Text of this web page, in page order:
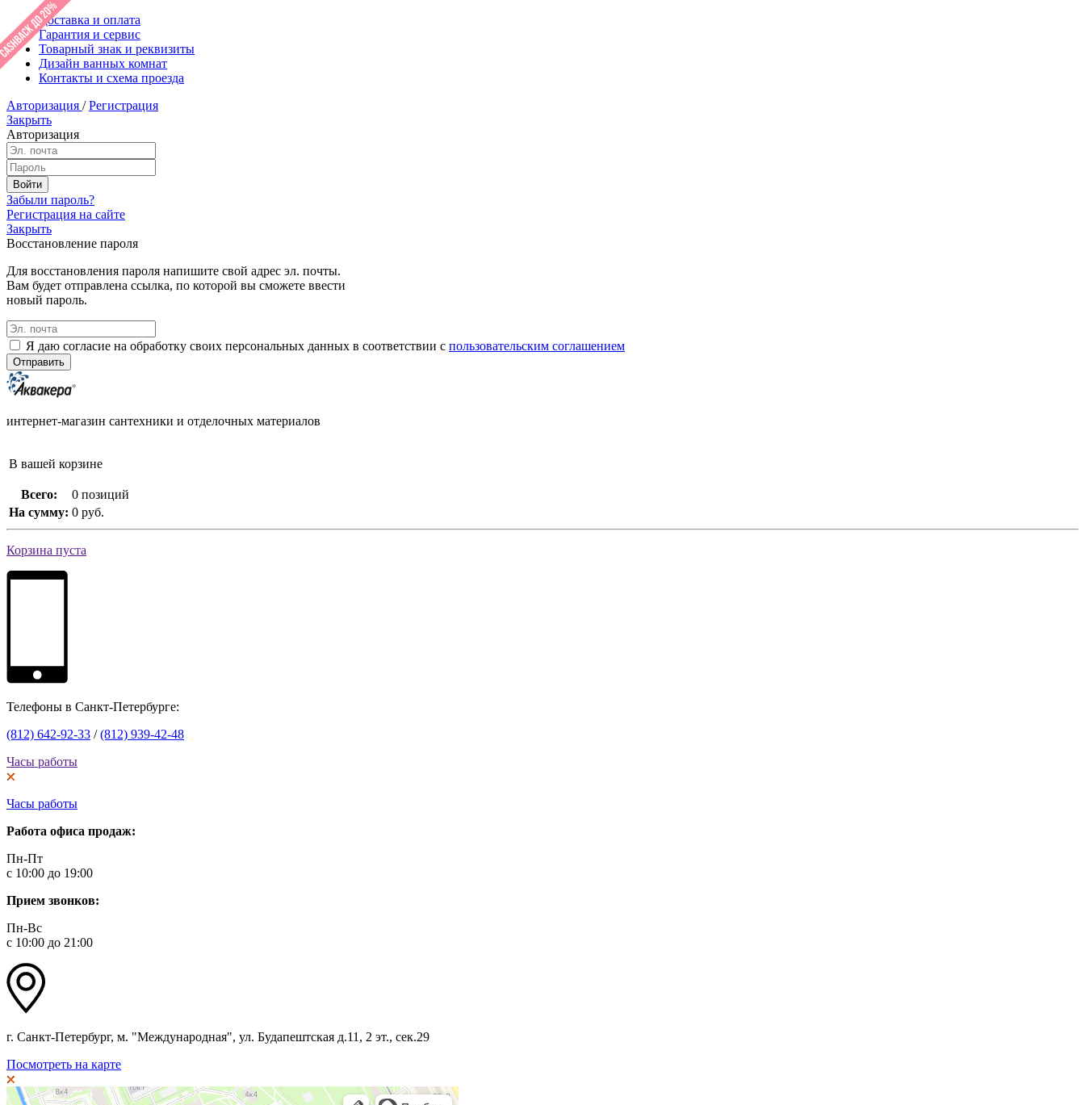
Доставка и оплата
Гарантия и сервис
Товарный знак и реквизиты
Дизайн ванных комнат
Контакты и схема проезда
Авторизация / Регистрация
Закрыть
Авторизация
Забыли пароль?
Регистрация на сайте
Закрыть
Восстановление пароля
Для восстановления пароля напишите свой адрес эл. почты.
Вам будет отправлена ссылка, по которой вы сможете ввести
новый пароль.
Я даю согласие на обработку своих персональных данных в соответствии с пользовательским соглашением
интернет-магазин сантехники и отделочных материалов
В вашей корзине
Всего:
0 позиций
На сумму: 0 руб.
Корзина пуста
Телефоны в Санкт-Петербурге:
(812) 642-92-33 /(812) 939-42-48
Часы работы
Часы работы
Работа офиса продаж:
Пн-Пт
с 10:00 до 19:00
Прием звонков:
Пн-Вс
с 10:00 до 21:00
г. Санкт-Петербург, м. "Международная", ул. Будапештская д.11, 2 эт., сек.29
Посмотреть на карте